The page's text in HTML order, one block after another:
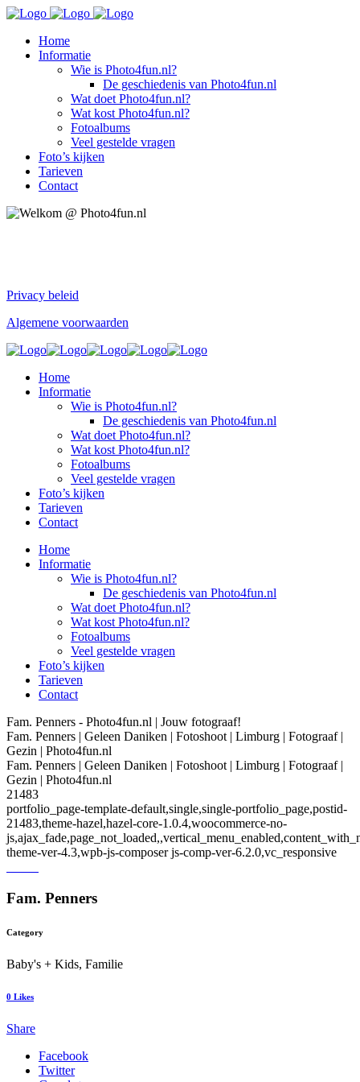
Home
Informatie
Wie is Photo4fun.nl?
De geschiedenis van Photo4fun.nl
Wat doet Photo4fun.nl?
Wat kost Photo4fun.nl?
Fotoalbums
Veel gestelde vragen
Foto’s kijken
Tarieven
Contact
Privacy beleid
Algemene voorwaarden
Home
Informatie
Wie is Photo4fun.nl?
De geschiedenis van Photo4fun.nl
Wat doet Photo4fun.nl?
Wat kost Photo4fun.nl?
Fotoalbums
Veel gestelde vragen
Foto’s kijken
Tarieven
Contact
Home
Informatie
Wie is Photo4fun.nl?
De geschiedenis van Photo4fun.nl
Wat doet Photo4fun.nl?
Wat kost Photo4fun.nl?
Fotoalbums
Veel gestelde vragen
Foto’s kijken
Tarieven
Contact
Fam. Penners - Photo4fun.nl | Jouw fotograaf!
Fam. Penners | Geleen Daniken | Fotoshoot | Limburg | Fotograaf |
Gezin | Photo4fun.nl
Fam. Penners | Geleen Daniken | Fotoshoot | Limburg | Fotograaf |
Gezin | Photo4fun.nl
21483
portfolio_page-template-default,single,single-portfolio_page,postid-
21483,theme-hazel,hazel-core-1.0.4,woocommerce-no-
theme-ver-4.3,wpb-js-composer js-comp-ver-6.2.0,vc_responsive
Fam. Penners
Category
Baby's + Kids, Familie
0 Likes
Share
Facebook
Twitter